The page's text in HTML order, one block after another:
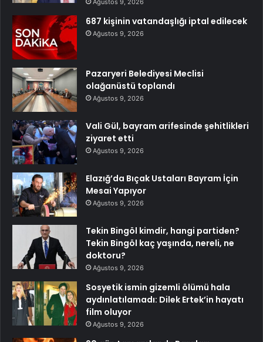
687 kişinin vatandaşlığı iptal edilecek
Ağustos 9, 2026
Pazaryeri Belediyesi Meclisi
olağanüstü toplandı
Ağustos 9, 2026
Vali Gül, bayram arifesinde şehitlikleri
ziyaret etti
Ağustos 9, 2026
Elazığ’da Bıçak Ustaları Bayram İçin
Mesai Yapıyor
Ağustos 9, 2026
Tekin Bingöl kimdir, hangi partiden?
Tekin Bingöl kaç yaşında, nereli, ne
doktoru?
Ağustos 9, 2026
Sosyetik ismin gizemli ölümü hala
aydınlatılamadı: Dilek Ertek’in hayatı
film oluyor
Ağustos 9, 2026